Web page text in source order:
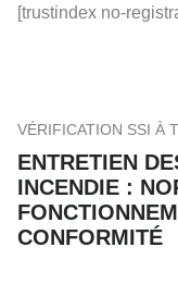
[trustindex no-
VÉRIFICATION SSI À
ENTRETIEN
INCENDIE :
CONFORMITÉ